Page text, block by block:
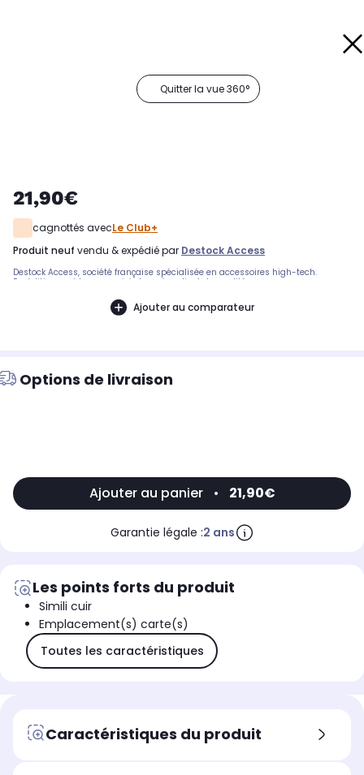
Quitter la vue 360°
21,90€
cagnottés avecLe Club+
produit neuf vendu & expédié par Destock Access
Destock Access, société française spécialisée en accessoires high-tech.
Expédition rapide avec suivi et service client de qualité.
Ajouter au comparateur
Options de livraison
Ajouter au panier • 21,90€
Garantie légale :2 ans
Les points forts du produit
Simili cuir
Emplacement(s) carte(s)
Toutes les caractéristiques
Caractéristiques du produit